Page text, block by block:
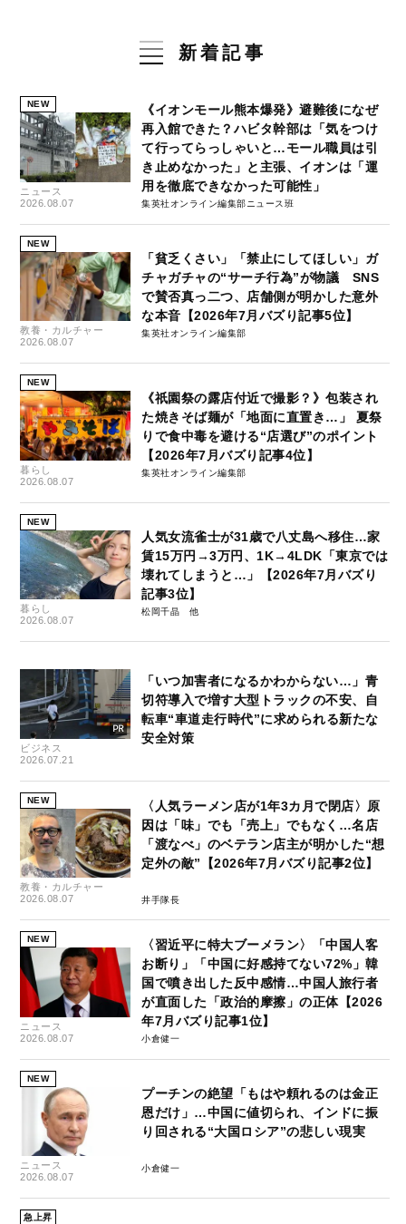
新着記事
NEW
ニュース
2026.08.07
《イオンモール熊本爆発》避難後になぜ
再入館できた？ハビタ幹部は「気をつけ
て行ってらっしゃいと…モール職員は引
き止めなかった」と主張、イオンは「運
用を徹底できなかった可能性」
集英社オンライン編集部ニュース班
NEW
教養・カルチャー
2026.08.07
「貧乏くさい」「禁止にしてほしい」ガ
チャガチャの“サーチ行為”が物議 SNS
で賛否真っ二つ、店舗側が明かした意外
な本音【2026年7月バズり記事5位】
集英社オンライン編集部
NEW
暮らし
2026.08.07
《祇園祭の露店付近で撮影？》包装され
た焼きそば麺が「地面に直置き…」 夏祭
りで食中毒を避ける“店選び”のポイント
【2026年7月バズり記事4位】
集英社オンライン編集部
NEW
暮らし
2026.08.07
人気女流雀士が31歳で八丈島へ移住…家
賃15万円→3万円、1K→4LDK「東京では
壊れてしまうと…」【2026年7月バズり
記事3位】
松岡千晶
ビジネス
2026.07.21
「いつ加害者になるかわからない…」青
切符導入で増す大型トラックの不安、自
転車“車道走行時代”に求められる新たな
安全対策
NEW
教養・カルチャー
2026.08.07
〈人気ラーメン店が1年3カ月で閉店〉原
因は「味」でも「売上」でもなく…名店
「渡なべ」のベテラン店主が明かした“想
定外の敵”【2026年7月バズり記事2位】
井手隊長
NEW
ニュース
2026.08.07
〈習近平に特大ブーメラン〉「中国人客
お断り」「中国に好感持てない72%」韓
国で噴き出した反中感情…中国人旅行者
が直面した「政治的摩擦」の正体【2026
年7月バズり記事1位】
小倉健一
NEW
ニュース
2026.08.07
プーチンの絶望「もはや頼れるのは金正
恩だけ」…中国に値切られ、インドに振
り回される“大国ロシア”の悲しい現実
小倉健一
急上昇